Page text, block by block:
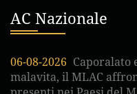
AC Nazionale
06-08-2026 Caporalato
malavita, il MLAC